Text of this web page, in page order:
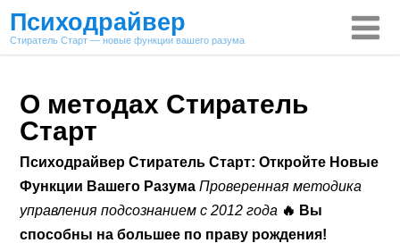
Психодрайвер
Стиратель Старт — новые функции вашего разума
О методах Стиратель
Старт
Психодрайвер Стиратель Старт: Откройте Новые
Функции Вашего Разума Проверенная методика
управления подсознанием с 2012 года 🔥 Вы
способны на большее по праву рождения!